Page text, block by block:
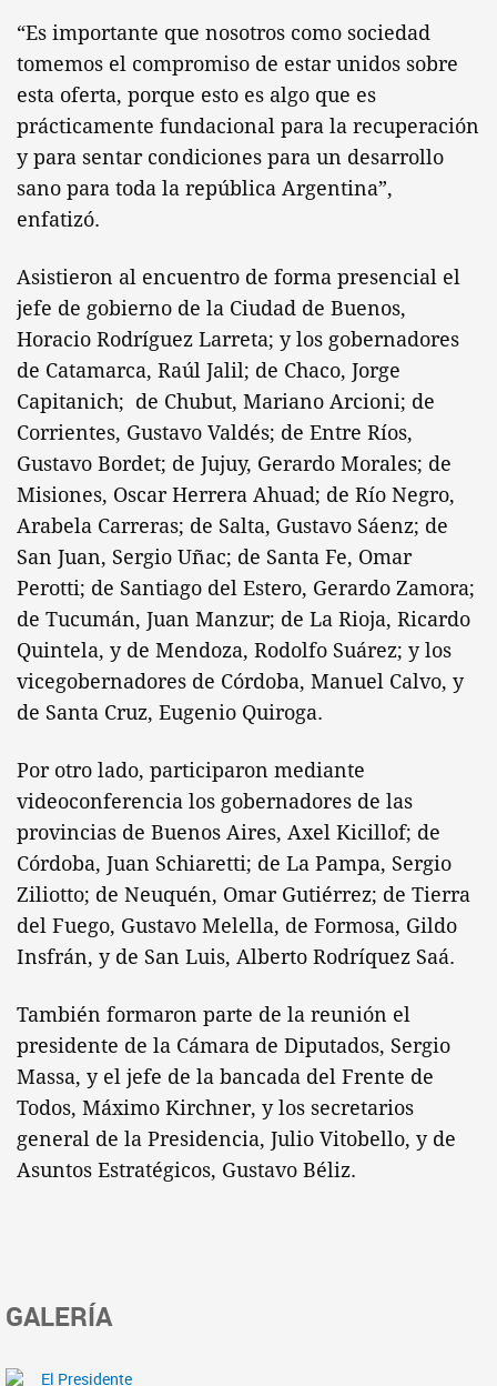
“Es importante que nosotros como sociedad
tomemos el compromiso de estar unidos sobre
esta oferta, porque esto es algo que es
prácticamente fundacional para la recuperación
y para sentar condiciones para un desarrollo
sano para toda la república Argentina”,
enfatizó.
Asistieron al encuentro de forma presencial el
jefe de gobierno de la Ciudad de Buenos,
Horacio Rodríguez Larreta; y los gobernadores
de Catamarca, Raúl Jalil; de Chaco, Jorge
Capitanich; de Chubut, Mariano Arcioni; de
Corrientes, Gustavo Valdés; de Entre Ríos,
Gustavo Bordet; de Jujuy, Gerardo Morales; de
Misiones, Oscar Herrera Ahuad; de Río Negro,
Arabela Carreras; de Salta, Gustavo Sáenz; de
San Juan, Sergio Uñac; de Santa Fe, Omar
Perotti; de Santiago del Estero, Gerardo Zamora;
de Tucumán, Juan Manzur; de La Rioja, Ricardo
Quintela, y de Mendoza, Rodolfo Suárez; y los
vicegobernadores de Córdoba, Manuel Calvo, y
de Santa Cruz, Eugenio Quiroga.
Por otro lado, participaron mediante
videoconferencia los gobernadores de las
provincias de Buenos Aires, Axel Kicillof; de
Córdoba, Juan Schiaretti; de La Pampa, Sergio
Ziliotto; de Neuquén, Omar Gutiérrez; de Tierra
del Fuego, Gustavo Melella, de Formosa, Gildo
Insfrán, y de San Luis, Alberto Rodríquez Saá.
También formaron parte de la reunión el
presidente de la Cámara de Diputados, Sergio
Massa, y el jefe de la bancada del Frente de
Todos, Máximo Kirchner, y los secretarios
general de la Presidencia, Julio Vitobello, y de
Asuntos Estratégicos, Gustavo Béliz.
GALERÍA